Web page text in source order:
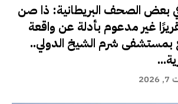
في بعض الصحف البريطانية: ذا صن
غير مدعوم بأدلة عن واقعة
بمستشفى شرم الشيخ الدولي..